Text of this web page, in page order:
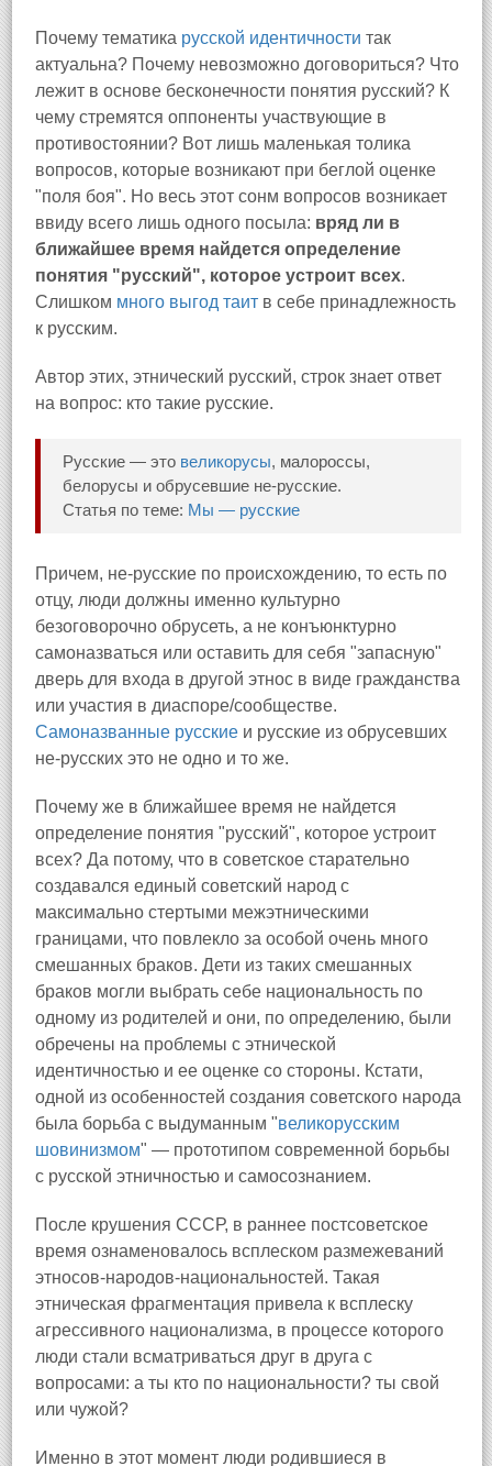
Почему тематика русской идентичности так
актуальна? Почему невозможно договориться? Что
лежит в основе бесконечности понятия русский? К
чему стремятся оппоненты участвующие в
противостоянии? Вот лишь маленькая толика
вопросов, которые возникают при беглой оценке
"поля боя". Но весь этот сонм вопросов возникает
ввиду всего лишь одного посыла: вряд ли в
ближайшее время найдется определение
понятия "русский", которое устроит всех.
Слишком много выгод таит в себе принадлежность
к русским.
Автор этих, этнический русский, строк знает ответ
на вопрос: кто такие русские.
Русские — это великорусы, малороссы,
белорусы и обрусевшие не-русские.
Статья по теме: Мы — русские
Причем, не-русские по происхождению, то есть по
отцу, люди должны именно культурно
безоговорочно обрусеть, а не конъюнктурно
самоназваться или оставить для себя "запасную"
дверь для входа в другой этнос в виде гражданства
или участия в диаспоре/сообществе.
Самоназванные русские и русские из обрусевших
не-русских это не одно и то же.
Почему же в ближайшее время не найдется
определение понятия "русский", которое устроит
всех? Да потому, что в советское старательно
создавался единый советский народ с
максимально стертыми межэтническими
границами, что повлекло за особой очень много
смешанных браков. Дети из таких смешанных
браков могли выбрать себе национальность по
одному из родителей и они, по определению, были
обречены на проблемы с этнической
идентичностью и ее оценке со стороны. Кстати,
одной из особенностей создания советского народа
была борьба с выдуманным "великорусским
шовинизмом" — прототипом современной борьбы
с русской этничностью и самосознанием.
После крушения СССР, в раннее постсоветское
время ознаменовалось всплеском размежеваний
этносов-народов-национальностей. Такая
этническая фрагментация привела к всплеску
агрессивного национализма, в процессе которого
люди стали всматриваться друг в друга с
вопросами: а ты кто по национальности? ты свой
или чужой?
Именно в этот момент люди родившиеся в